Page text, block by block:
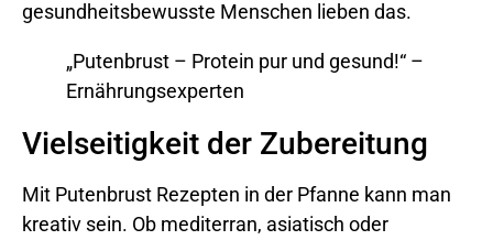
gesundheitsbewusste Menschen lieben das.
„Putenbrust – Protein pur und gesund!“ –
Ernährungsexperten
Vielseitigkeit der Zubereitung
Mit Putenbrust Rezepten in der Pfanne kann man
kreativ sein. Ob mediterran, asiatisch oder